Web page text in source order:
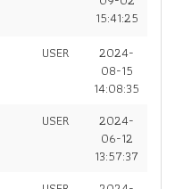
15:41:25
USER
2024-
08-15
14:08:35
USER
2024-
06-12
13:57:37